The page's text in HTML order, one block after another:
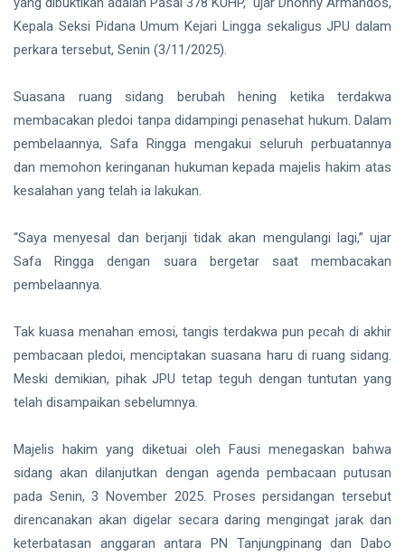
KPK
Kepala Seksi Pidana Umum Kejari Lingga sekaligus JPU dalam
perkara tersebut, Senin (3/11/2025).
Suasana ruang sidang berubah hening ketika terdakwa
membacakan pledoi tanpa didampingi penasehat hukum. Dalam
pembelaannya, Safa Ringga mengakui seluruh perbuatannya
dan memohon keringanan hukuman kepada majelis hakim atas
kesalahan yang telah ia lakukan.
“Saya menyesal dan berjanji tidak akan mengulangi lagi,” ujar
Safa Ringga dengan suara bergetar saat membacakan
pembelaannya.
Tak kuasa menahan emosi, tangis terdakwa pun pecah di akhir
pembacaan pledoi, menciptakan suasana haru di ruang sidang.
Meski demikian, pihak JPU tetap teguh dengan tuntutan yang
telah disampaikan sebelumnya.
Majelis hakim yang diketuai oleh Fausi menegaskan bahwa
sidang akan dilanjutkan dengan agenda pembacaan putusan
pada Senin, 3 November 2025. Proses persidangan tersebut
direncanakan akan digelar secara daring mengingat jarak dan
keterbatasan anggaran antara PN Tanjungpinang dan Dabo